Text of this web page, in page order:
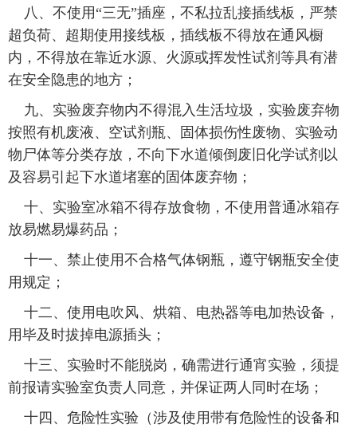
八、不使用“三无”插座，不私拉乱接插线板，严禁
超负荷、超期使用接线板，插线板不得放在通风橱
内，不得放在靠近水源、火源或挥发性试剂等具有潜
在安全隐患的地方；
九、实验废弃物内不得混入生活垃圾，实验废弃物
按照有机废液、空试剂瓶、固体损伤性废物、实验动
物尸体等分类存放，不向下水道倾倒废旧化学试剂以
及容易引起下水道堵塞的固体废弃物；
十、实验室冰箱不得存放食物，不使用普通冰箱存
放易燃易爆药品；
十一、禁止使用不合格气体钢瓶，遵守钢瓶安全使
用规定；
十二、使用电吹风、烘箱、电热器等电加热设备，
用毕及时拔掉电源插头；
十三、实验时不能脱岗，确需进行通宵实验，须提
前报请实验室负责人同意，并保证两人同时在场；
十四、危险性实验（涉及使用带有危险性的设备和